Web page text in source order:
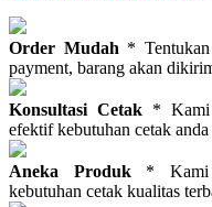
Order Mudah *
payment, barang akan
Konsultasi Cetak* Kami
efektif kebutuhan cetak anda
Aneka Produk * Kami
kebutuhan cetak kualitas